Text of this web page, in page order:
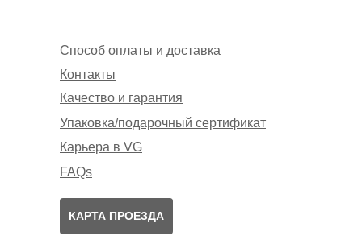
Способ оплаты и доставка
Контакты
КАРТА ПРОЕЗДА
Упаковка/подарочный сертификат
FAQs
Карьера в VG
Качество и гарантия